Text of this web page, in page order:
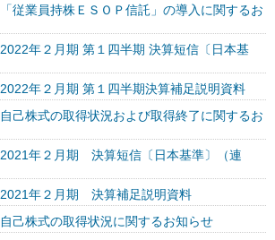
「従業員持株ＥＳＯＰ信託」の導入に関するお
2022年２月期 第１四半期 決算短信〔日本基
2022年２月期 第１四半期決算補足説明資料
自己株式の取得状況および取得終了に関するお
2021年２月期 決算短信〔日本基準〕（連
2021年２月期 決算補足説明資料
自己株式の取得状況に関するお知らせ